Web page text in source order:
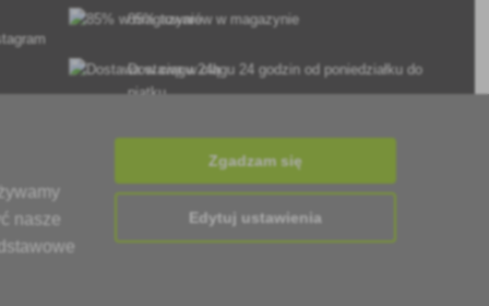
85% towarów w magazynie
Dostawa w ciągu 24 godzin od poniedziałku do
piątku
nasze
Zgadzam się
Edytuj ustawienia